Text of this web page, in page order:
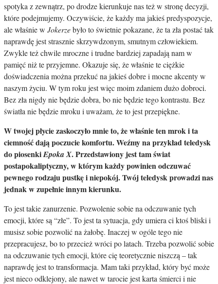
spotyka z zewnątrz, po drodze kierunkuje nas też w stronę decyzji,
które podejmujemy. Oczywiście, że każdy ma jakieś predyspozycje,
ale właśnie w Jokerzebyło to świetnie pokazane, że ta zła postać tak
naprawdę jest strasznie skrzywdzonym, smutnym człowiekiem.
Zwykle też chwile mroczne i trudne bardziej zapadają nam w
pamięć niż te przyjemne. Okazuje się, że właśnie te ciężkie
doświadczenia można przekuć na jakieś dobre i mocne akcenty w
naszym życiu. W tym roku jest więc moim zdaniem dużo dobroci.
Bez zła nigdy nie będzie dobra, bo nie będzie tego kontrastu. Bez
światła nie będzie mroku i uważam, że to jest przepiękne.
W twojej płycie zaskoczyło mnie to, że właśnie ten mrok i ta
ciemność dają poczucie komfortu. Weźmy na przykład teledysk
do piosenkiEpoka X. Przedstawiony jest tam świat
postapokaliptyczny, w którym każdy powinien odczuwać
pewnego rodzaju pustkę i niepokój. Twój teledysk prowadzi nas
jednak w zupełnie innym kierunku.
To jest takie zanurzenie. Pozwolenie sobie na odczuwanie tych
emocji, które są “złe”. To jest ta sytuacja, gdy umiera ci ktoś bliski i
musisz sobie pozwolić na żałobę. Inaczej w ogóle tego nie
przepracujesz, bo to przecież wróci po latach. Trzeba pozwolić sobie
na odczuwanie tych emocji, które cię teoretycznie niszczą – tak
naprawdę jest to transformacja. Mam taki przykład, który być może
jest nieco odklejony, ale nawet w tarocie jest karta śmierci i nie